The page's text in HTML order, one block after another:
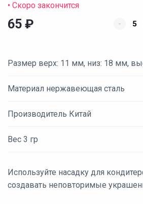
• Скоро закончится
65 ₽ -
Размер верх: 11 мм, низ: 18 мм,
Материал нержавеющая сталь
Производитель Китай
Вес 3 гр
Используйте насадку для
создавать неповторимые